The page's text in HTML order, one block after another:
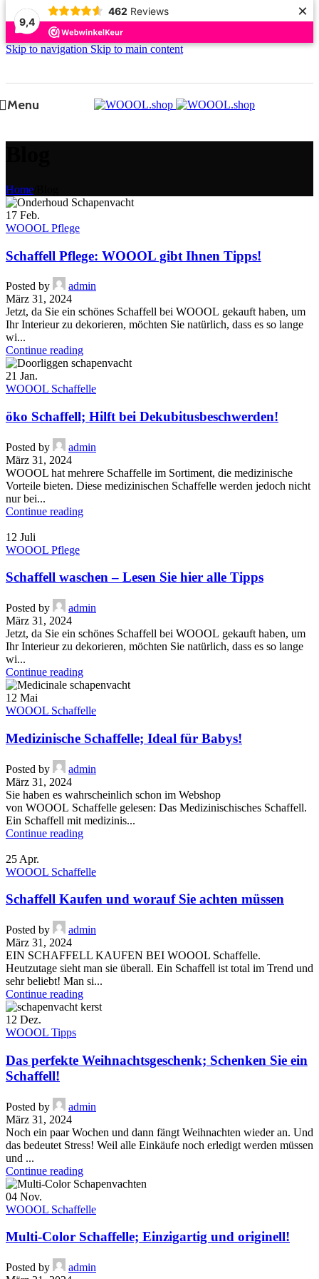
9,4
462 Reviews ×
Skip to navigationSkip to main content
Menu
Home
17 Feb.
WOOOL Pflege
Schaffell Pflege: WOOOL gibt Ihnen Tipps!
Posted by
admin
März 31, 2024
Jetzt, da Sie ein schönes Schaffell bei WOOOL gekauft haben, um
Ihr Interieur zu dekorieren, möchten Sie natürlich, dass es so lange
wi...
Continue reading
21 Jan.
WOOOL Schaffelle
öko Schaffell; Hilft bei Dekubitusbeschwerden!
Posted by
admin
März 31, 2024
WOOOL hat mehrere Schaffelle im Sortiment, die medizinische
Vorteile bieten. Diese medizinischen Schaffelle werden jedoch nicht
nur bei...
Continue reading
12 Juli
WOOOL Pflege
Schaffell waschen – Lesen Sie hier alle Tipps
Posted by
admin
März 31, 2024
Jetzt, da Sie ein schönes Schaffell bei WOOOL gekauft haben, um
Ihr Interieur zu dekorieren, möchten Sie natürlich, dass es so lange
wi...
Continue reading
12 Mai
WOOOL Schaffelle
Medizinische Schaffelle; Ideal für Babys!
Posted by
admin
März 31, 2024
Sie haben es wahrscheinlich schon im Webshop
von WOOOL Schaffelle gelesen: Das Medizinischisches Schaffell.
Ein Schaffell mit medizinis...
Continue reading
25 Apr.
WOOOL Schaffelle
Schaffell Kaufen und worauf Sie achten müssen
Posted by
admin
März 31, 2024
EIN SCHAFFELL KAUFEN BEI WOOOL Schaffelle.
Heutzutage sieht man sie überall. Ein Schaffell ist total im Trend und
sehr beliebt! Man si...
Continue reading
12 Dez.
WOOOL Tipps
Das perfekte Weihnachtsgeschenk; Schenken Sie ein
Schaffell!
Posted by
admin
März 31, 2024
Noch ein paar Wochen und dann fängt Weihnachten wieder an. Und
das bedeutet Stress! Weil alle Einkäufe noch erledigt werden müssen
und ...
Continue reading
04 Nov.
WOOOL Schaffelle
Multi-Color Schaffelle; Einzigartig und originell!
Posted by
admin